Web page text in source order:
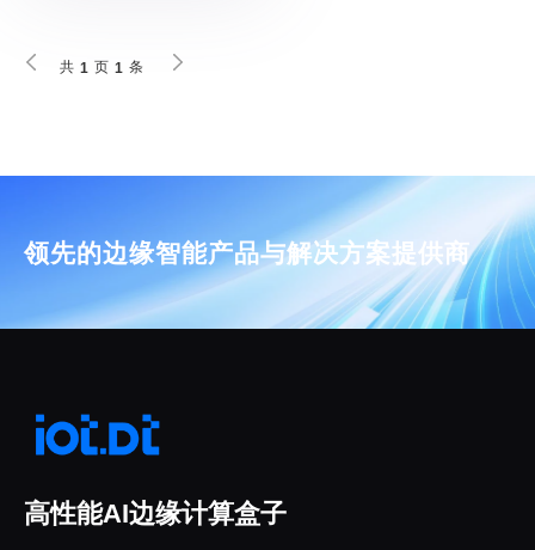
共 1 页 1 条
领先的边缘智能产品与解决方案提供商
高性能AI边缘计算盒子